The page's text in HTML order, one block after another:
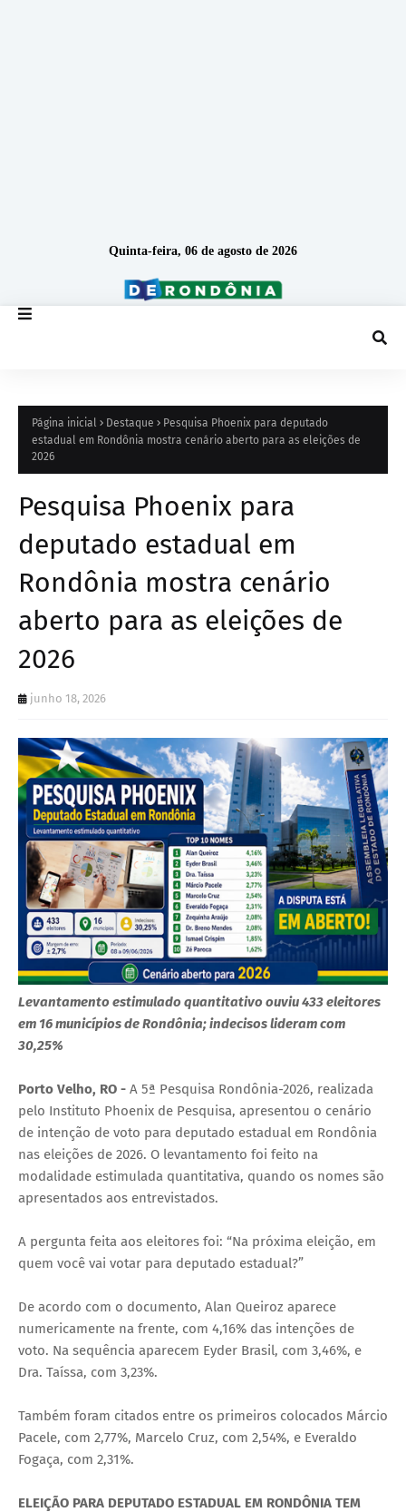
Quinta-feira, 06 de agosto de 2026
Página inicial Destaque
Pesquisa Phoenix para deputado
estadual em Rondônia mostra cenário aberto para as eleições de
2026
Pesquisa Phoenix para
deputado estadual em
Rondônia mostra cenário
aberto para as eleições de
2026
junho 18, 2026
Levantamento estimulado quantitativo ouviu 433 eleitores
em 16 municípios de Rondônia; indecisos lideram com
30,25%
Porto Velho, RO - A 5ª Pesquisa Rondônia-2026, realizada
pelo Instituto Phoenix de Pesquisa, apresentou o cenário
de intenção de voto para deputado estadual em Rondônia
nas eleições de 2026. O levantamento foi feito na
modalidade estimulada quantitativa, quando os nomes são
apresentados aos entrevistados.
A pergunta feita aos eleitores foi: “Na próxima eleição, em
quem você vai votar para deputado estadual?”
De acordo com o documento, Alan Queiroz aparece
numericamente na frente, com 4,16% das intenções de
voto. Na sequência aparecem Eyder Brasil, com 3,46%, e
Dra. Taíssa, com 3,23%.
Também foram citados entre os primeiros colocados Márcio
Pacele, com 2,77%, Marcelo Cruz, com 2,54%, e Everaldo
Fogaça, com 2,31%.
ELEIÇÃO PARA DEPUTADO ESTADUAL EM RONDÔNIA TEM